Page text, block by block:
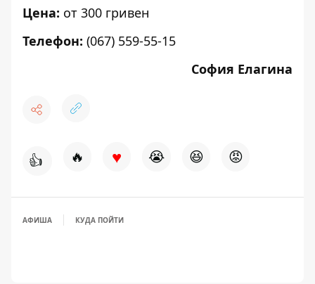
Цена: от 300 гривен
Телефон: (067) 559-55-15
София Елагина
👍 🔥 ♥ 😭 😆 😡
АФИША КУДА ПОЙТИ